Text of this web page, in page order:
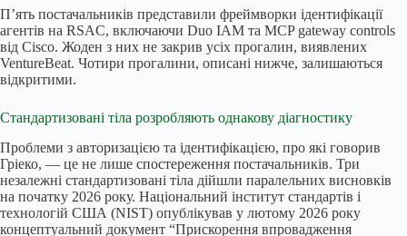
П’ять постачальників представили фреймворки ідентифікації
агентів на RSAC, включаючи Duo IAM та MCP gateway controls
від Cisco. Жоден з них не закрив усіх прогалин, виявлених
VentureBeat. Чотири прогалини, описані нижче, залишаються
відкритими.
Стандартизовані тіла розробляють однакову діагностику
Проблеми з авторизацією та ідентифікацією, про які говорив
Гріеко, — це не лише спостереження постачальників. Три
незалежні стандартизовані тіла дійшли паралельних висновків
на початку 2026 року. Національний інститут стандартів і
технологій США (NIST) опублікував у лютому 2026 року
концептуальний документ “Прискорення впровадження